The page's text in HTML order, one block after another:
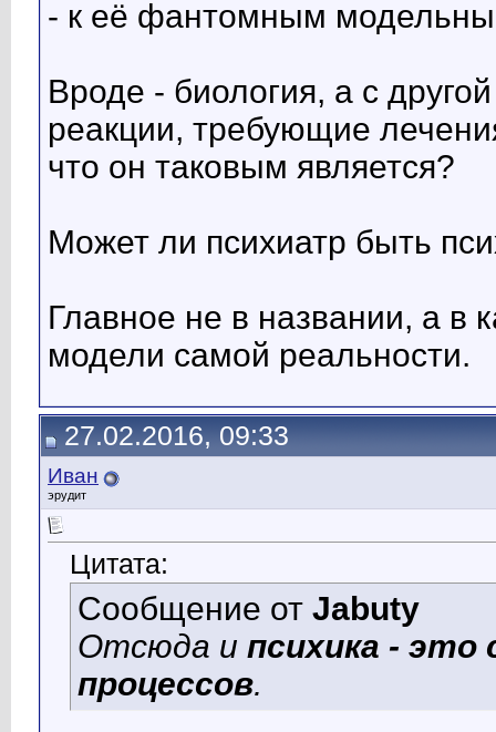
- к её фантомным
Вроде - биология, а с
реакции, требующие
что он таковым является?
Может ли психиатр быть
Главное не в названии, а в
модели самой реальности.
27.02.2016, 09:33
Иван
эрудит
Цитата:
Сообщение от Jabuty
Отсюда и психика -
процессов.